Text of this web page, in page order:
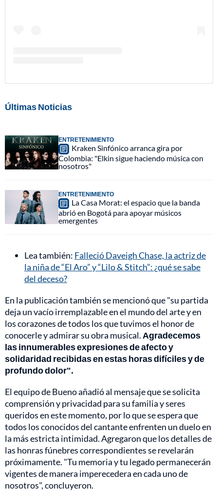
Últimas Noticias
ENTRETENIMIENTO
Kraken Sinfónico arranca gira por
Colombia: "Elkin sigue haciendo música con
nosotros"
ENTRETENIMIENTO
La Casa Morat: el espacio que la banda
abrió en Bogotá para apoyar músicos
emergentes
Lea también: Falleció Daveigh Chase, la actriz de
la niña de “El Aro” y “Lilo & Stitch”: ¿qué se sabe
del deceso?
En la publicación también se mencionó que "su partida
deja un vacío irremplazable en el mundo del arte y en
los corazones de todos los que tuvimos el honor de
conocerle y admirar su obra musical. Agradecemos
las innumerables expresiones de afecto y
solidaridad recibidas en estas horas difíciles y de
profundo dolor".
El equipo de Bueno añadió al mensaje que se solicita
comprensión y privacidad para su familia y seres
queridos en este momento, por lo que se espera que
todos los conocidos del cantante enfrenten un duelo en
la más estricta intimidad. Agregaron que los detalles de
las honras fúnebres correspondientes se revelarán
próximamente. "Tu memoria y tu legado permanecerán
vigentes de manera imperecedera en cada uno de
nosotros", concluyeron.